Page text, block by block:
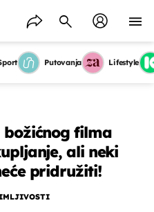
Putovanja Lifestyle
božićnog filma
ali neki
pridružiti!